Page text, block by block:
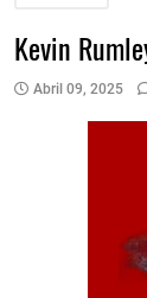
Kevin
Abril 09, 2025